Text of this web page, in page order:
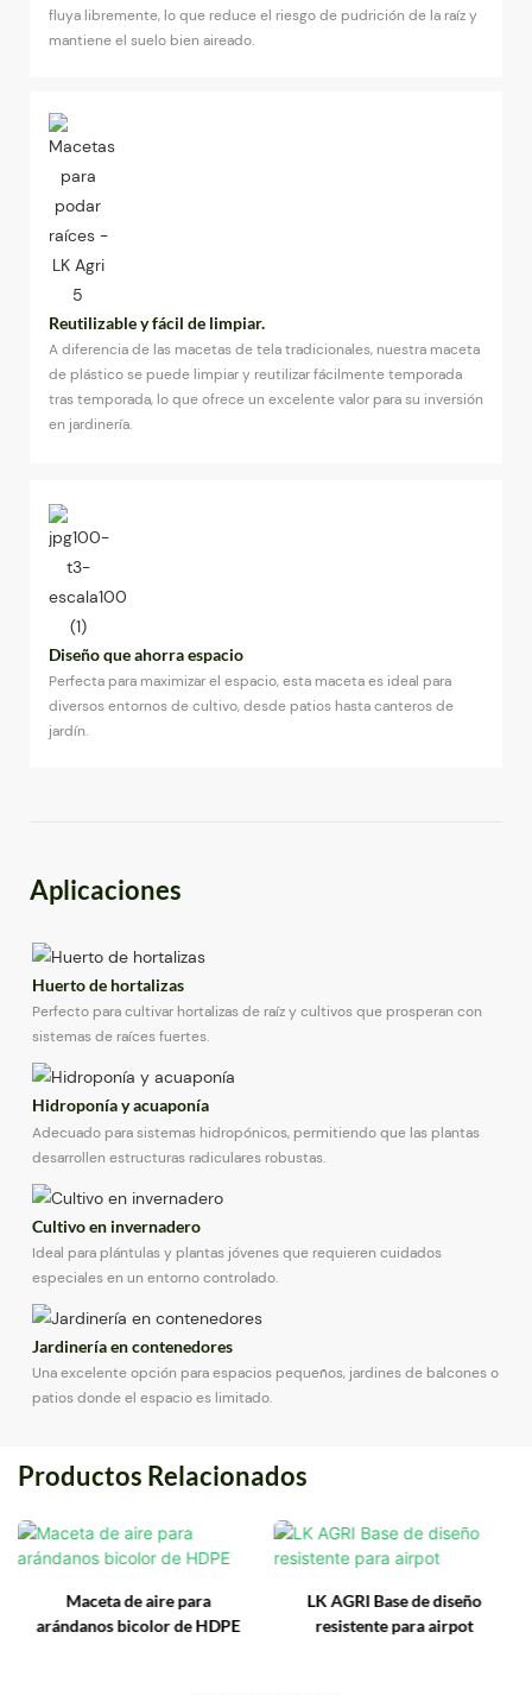
fluya libremente, lo que reduce el riesgo de pudrición de la raíz y
mantiene el suelo bien aireado.
Reutilizable y fácil de limpiar.
A diferencia de las macetas de tela tradicionales, nuestra maceta
de plástico se puede limpiar y reutilizar fácilmente temporada
tras temporada, lo que ofrece un excelente valor para su inversión
en jardinería.
Diseño que ahorra espacio
Perfecta para maximizar el espacio, esta maceta es ideal para
diversos entornos de cultivo, desde patios hasta canteros de
jardín.
Aplicaciones
Huerto de hortalizas
Perfecto para cultivar hortalizas de raíz y cultivos que prosperan con
sistemas de raíces fuertes.
Hidroponía y acuaponía
Adecuado para sistemas hidropónicos, permitiendo que las plantas
desarrollen estructuras radiculares robustas.
Cultivo en invernadero
Ideal para plántulas y plantas jóvenes que requieren cuidados
especiales en un entorno controlado.
Jardinería en contenedores
Una excelente opción para espacios pequeños, jardines de balcones o
patios donde el espacio es limitado.
Productos Relacionados
Maceta de aire para
arándanos bicolor de HDPE
LK AGRI Base de diseño
resistente para airpot